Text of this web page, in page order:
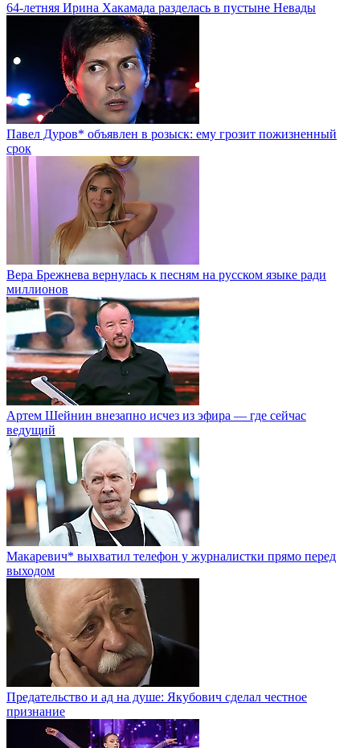
64-летняя Ирина Хакамада разделась в пустыне Невады
Павел Дуров* объявлен в розыск: ему грозит пожизненный
срок
Вера Брежнева вернулась к песням на русском языке ради
миллионов
Артем Шейнин внезапно исчез из эфира — где сейчас
ведущий
Макаревич* выхватил телефон у журналистки прямо перед
выходом
Предательство и ад на душе: Якубович сделал честное
признание